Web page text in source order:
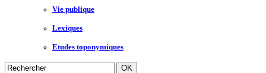
Vie publique
Lexiques
Etudes toponymiques